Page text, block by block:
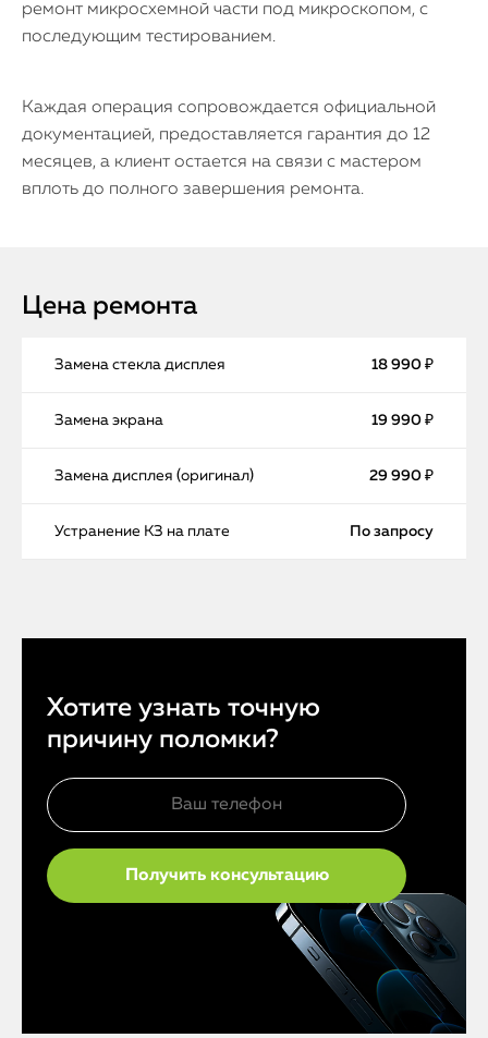
ремонт микросхемной части под микроскопом, с
последующим тестированием.
Каждая операция сопровождается официальной
документацией, предоставляется гарантия до 12
месяцев, а клиент остается на связи с мастером
вплоть до полного завершения ремонта.
Цена ремонта
Замена стекла дисплея 18 990 ₽
Замена экрана 19 990 ₽
Замена дисплея (оригинал) 29 990 ₽
Устранение КЗ на плате По запросу
Хотите узнать точную
причину поломки?